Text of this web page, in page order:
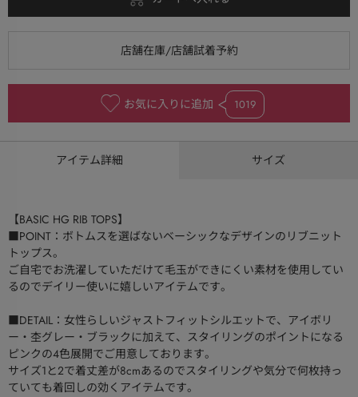
お気に入りに追加 1019
アイテム詳細 サイズ
【BASIC HG RIB TOPS】
■POINT：ボトムスを選ばないベーシックなデザインのリブニット
トップス。
ご自宅でお洗濯していただけて毛玉ができにくい素材を使用してい
るのでデイリー使いに嬉しいアイテムです。
■DETAIL：女性らしいジャストフィットシルエットで、アイボリ
ー・杢グレー・ブラックに加えて、スタイリングのポイントになる
ピンクの4色展開でご用意しております。
サイズ1と2で着丈差が8cmあるのでスタイリングや気分で何枚持っ
ていても着回しの効くアイテムです。